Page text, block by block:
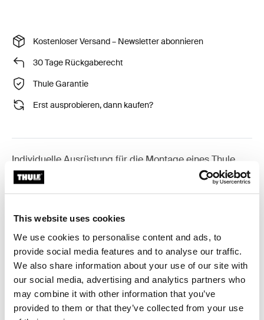
This website uses cookies
We use cookies to personalise content and ads, to
provide social media features and to analyse our traffic.
We also share information about your use of our site with
our social media, advertising and analytics partners who
may combine it with other information that you’ve
provided to them or that they’ve collected from your use
Kostenloser Versand – Newsletter abonnieren
30 Tage Rückgaberecht
Thule Garantie
Erst ausprobieren, dann kaufen?
Individuelle Ausrüstung für die Montage eines Thule
Dachträgersystems auf Fahrzeugen mit integrierter
Dachreling.
Toggle features
Alle Eigenschaften
Toggle techspec
Technische Daten